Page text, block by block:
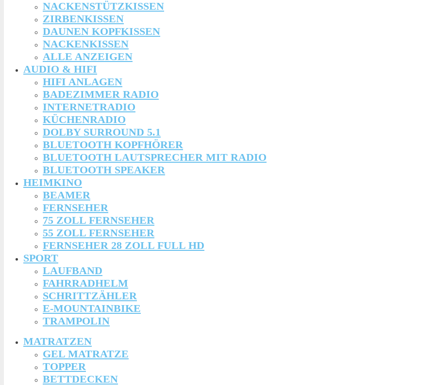
NACKENSTÜTZKISSEN
ZIRBENKISSEN
DAUNEN KOPFKISSEN
NACKENKISSEN
ALLE ANZEIGEN
AUDIO & HIFI
HIFI ANLAGEN
BADEZIMMER RADIO
INTERNETRADIO
KÜCHENRADIO
DOLBY SURROUND 5.1
BLUETOOTH KOPFHÖRER
BLUETOOTH LAUTSPRECHER MIT RADIO
BLUETOOTH SPEAKER
HEIMKINO
BEAMER
FERNSEHER
75 ZOLL FERNSEHER
55 ZOLL FERNSEHER
FERNSEHER 28 ZOLL FULL HD
SPORT
LAUFBAND
FAHRRADHELM
SCHRITTZÄHLER
E-MOUNTAINBIKE
TRAMPOLIN
MATRATZEN
GEL MATRATZE
TOPPER
BETTDECKEN